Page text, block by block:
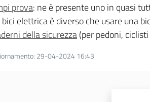
prova: ne è presente uno in quasi
bici elettrica è diverso che usare una
della sicurezza(per pedoni,
: 29-04-2024 16:43